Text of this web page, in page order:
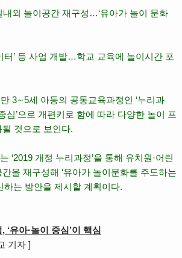
내외 놀이공간 재구성…‘유아가 놀이 문화
터 ’ 등 사업 개발…학교 교육에 놀이시간 포
3∼5세 아동의 공통교육과정인 ‘누리과
심’으로 개편키로 함에 따라 다양한 놀이 프
것으로 보인다.
‘2019 개정 누리과정’을 통해 유치원·어린
을 재구성해 ‘유아가 놀이문화를 주도하는
하는 방안을 제시할 계획이다.
유아·놀이 중심’이 핵심
기자 ]